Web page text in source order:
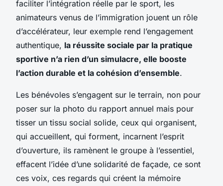
faciliter l’intégration réelle par le sport, les
animateurs venus de l’immigration jouent un rôle
d’accélérateur, leur exemple rend l’engagement
authentique, la réussite sociale par la pratique
sportive n’a rien d’un simulacre, elle booste
l’action durable et la cohésion d’ensemble.
Les bénévoles s’engagent sur le terrain, non pour
poser sur la photo du rapport annuel mais pour
tisser un tissu social solide, ceux qui organisent,
qui accueillent, qui forment, incarnent l’esprit
d’ouverture, ils ramènent le groupe à l’essentiel,
effacent l’idée d’une solidarité de façade, ce sont
ces voix, ces regards qui créent la mémoire